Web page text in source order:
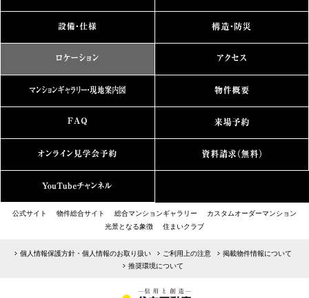
公式サイト 物件総合サイト 総合マンションギャラリー
カスタムオーダーマンション
光景となる象徴
住まいクラブ
個人情報保護方針・個人情報のお取り扱い ご利用上の注意
掲載物件情報について
推奨環境について